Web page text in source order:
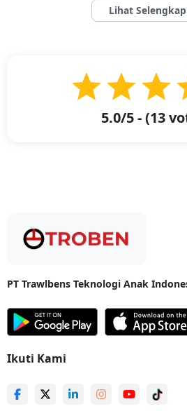
Kami menyediakan tarif ekspedisi dari
31.500/kg, dengan minimal pengiriman 10
menjamin pengiriman barang Anda aman
sebagai solusi pengiriman yang hemat
Kami menyediakan layanan penjemputan
sehingga Anda tidak perlu khawatir untuk
dari alamat yang sudah ditentukan. Dengan
barang besar menjadi lebih mudah dan
Keamanan barang merupakan prioritas
5.0/5 - (13
PT Trawlbens Teknologi Anak
Ikuti Kami